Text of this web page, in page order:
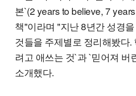
본`(2 years to believe, 7
책"이라며 "지난 8년간 성경
것들을 주제별로 정리해봤다.
려고 애쓰는 것`과 `믿어져 버
소개했다.